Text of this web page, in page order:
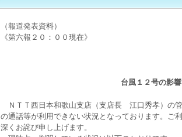
（報道発表資料）
《第六報２０：００現在》
台風１２号の影
ＮＴＴ西日本和歌山支店（支店長 江口秀孝）の
の通話等が利用できない状況となっております。ご
深くお詫び申し上げます。